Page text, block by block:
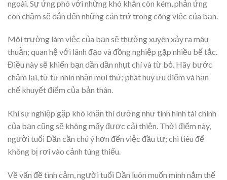
ngoài. Sự ứng phó với những khó khăn còn kém, phản ứng
còn chậm sẽ dẫn đến những cản trở trong công việc của bạn.
Môi trường làm việc của bạn sẽ thường xuyên xảy ra mâu
thuẫn; quan hệ với lãnh đạo và đồng nghiệp gặp nhiều bế tắc.
Điều này sẽ khiến bạn dần dần nhụt chí và từ bỏ. Hãy bước
chậm lại, từ từ nhìn nhận mọi thứ; phát huy ưu điểm và hạn
chế khuyết điểm của bản thân.
Khi sự nghiệp gặp khó khăn thì dường như tình hình tài chính
của bạn cũng sẽ không mấy được cải thiện. Thời điểm này,
người tuổi Dần cần chú ý hơn đến việc đầu tư; chi tiêu để
không bị rơi vào cảnh túng thiếu.
Về vấn đề tình cảm, người tuổi Dần luôn muốn mình nắm thế